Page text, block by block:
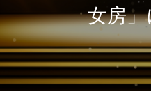
女房